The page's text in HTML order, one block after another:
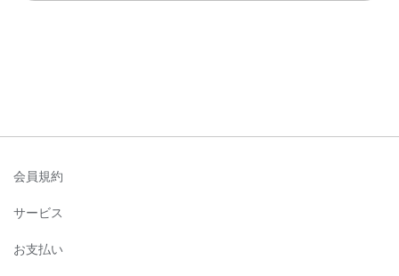
会員規約
サービス
お支払い